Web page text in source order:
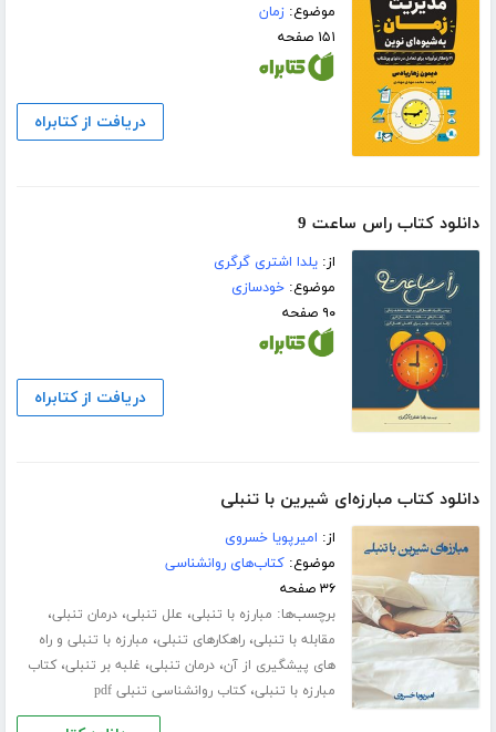
موضوع:زمان
۱۵۱ صفحه
دریافت از کتابراه
دانلود کتاب راس ساعت 9
از:یلدا اشتری گرگری
موضوع:خودسازی
۹۰ صفحه
دریافت از کتابراه
دانلود کتاب مبارزه‌ای شیرین با تنبلی
از: امیرپویا خسروی
موضوع:کتاب‌های روانشناسی
۳۶ صفحه
برچسب‌ها: مبارزه با تنبلی، علل تنبلی،درمان تنبلی،
مقابله با تنبلی،راهکارهای تنبلی، مبارزه با تنبلی و راه
های پیشگیری از آن،درمان تنبلی، غلبه بر تنبلی،کتاب
مبارزه با تنبلی،کتاب روانشناسی تنبلی pdf